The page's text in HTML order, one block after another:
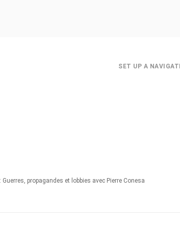
SET UP A
propagandes et lobbies avec Pierre Conesa